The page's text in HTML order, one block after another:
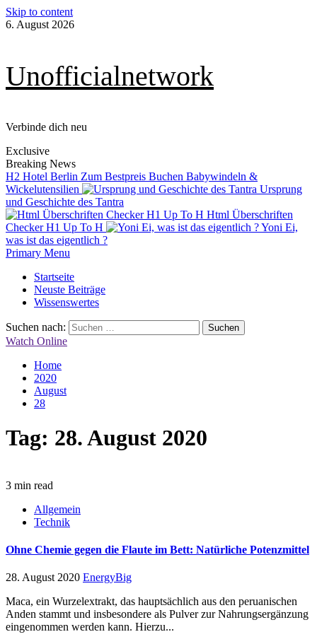
Skip to content
6. August 2026
Unofficialnetwork
Verbinde dich neu
Exclusive
Breaking News
H2 Hotel Berlin Zum Bestpreis Buchen Babywindeln &
Wickelutensilien
Ursprung
und Geschichte des Tantra
Html Überschriften
Checker H1 Up To H
Yoni Ei,
was ist das eigentlich ?
Primary Menu
Startseite
Neuste Beiträge
Wissenswertes
Suchen nach:
Watch Online
Home
2020
August
28
Tag: 28. August 2020
3 min read
Allgemein
Technik
Ohne Chemie gegen die Flaute im Bett: Natürliche Potenzmittel
28. August 2020 EnergyBig
Maca, ein Wurzelextrakt, das hauptsächlich aus den peruanischen
Anden stammt und insbesondere als Pulver zur Nahrungsergänzung
eingenommen werden kann. Hierzu...